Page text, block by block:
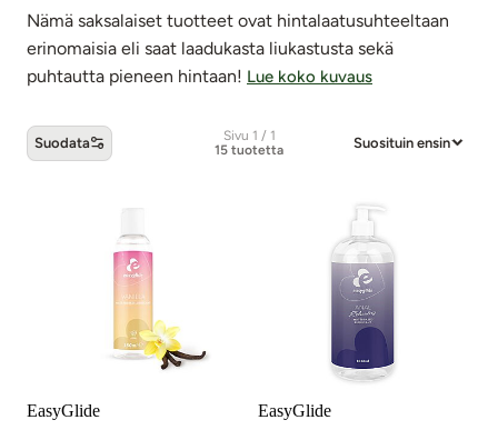
Nämä saksalaiset tuotteet ovat hintalaatusuhteeltaan
erinomaisia eli saat laadukasta liukastusta sekä
puhtautta pieneen hintaan! Lue koko kuvaus
Suodata
Sivu 1 / 1
15 tuotetta
Suosituin ensin
EasyGlide EasyGlide